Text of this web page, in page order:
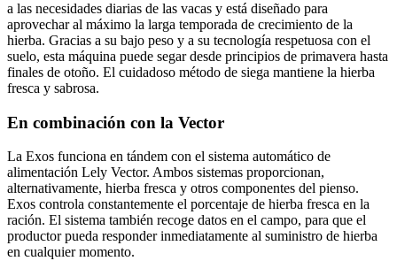
a las necesidades diarias de las vacas y está diseñado para
aprovechar al máximo la larga temporada de crecimiento de la
hierba. Gracias a su bajo peso y a su tecnología respetuosa con el
suelo, esta máquina puede segar desde principios de primavera hasta
finales de otoño. El cuidadoso método de siega mantiene la hierba
fresca y sabrosa.
En combinación con la Vector
La Exos funciona en tándem con el sistema automático de
alimentación Lely Vector. Ambos sistemas proporcionan,
alternativamente, hierba fresca y otros componentes del pienso.
Exos controla constantemente el porcentaje de hierba fresca en la
ración. El sistema también recoge datos en el campo, para que el
productor pueda responder inmediatamente al suministro de hierba
en cualquier momento.